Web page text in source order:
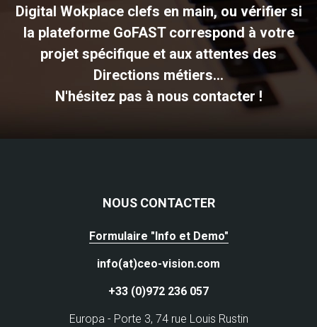
Digital Wokplace clefs en main, ou vérifier si
la plateforme GoFAST correspond à votre
projet spécifique et aux attentes des
Directions métiers...
N'hésitez pas à nous contacter !
NOUS CONTACTER
Formulaire "Info et Demo"
info(at)ceo-vision.com
+33 (0)972 236 057
Europa - Porte 3, 74 rue Louis Rustin